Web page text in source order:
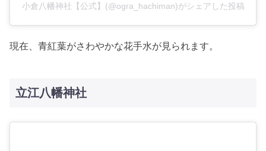
小倉八幡神社【公式】(@ogra_hachiman)がシェアした投稿
現在、青紅葉がさわやかな花手水が見られます。
立江八幡神社